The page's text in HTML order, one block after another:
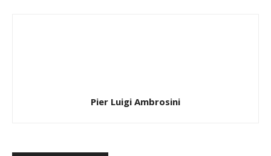
Pier Luigi Ambrosini